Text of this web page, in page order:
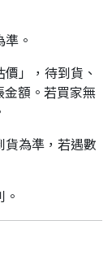
。
」，待到貨、
金額。若買家無
貨為準，若遇數